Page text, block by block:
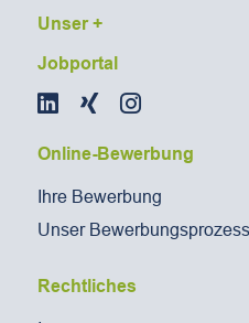
Unser +
Jobportal
Online-Bewerbung
Ihre Bewerbung
Unser Bewerbungsprozess
Rechtliches